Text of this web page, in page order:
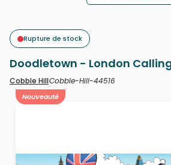
Rupture de stock
Doodletown - London
Cobble HillCobble-Hill-44516
Nouveauté